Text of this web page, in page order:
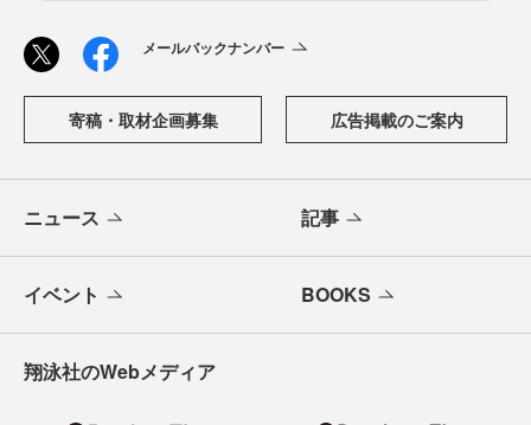
メールバックナンバー
寄稿・取材企画募集 広告掲載のご案内
ニュース 記事
イベント BOOKS
翔泳社のWebメディア